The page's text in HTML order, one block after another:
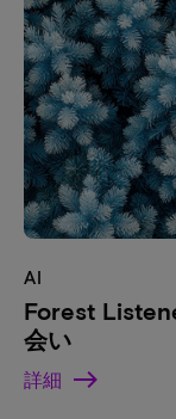
AI
Forest
会い
詳細